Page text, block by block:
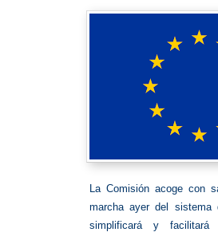
La Comisión acoge con
marcha ayer del sistema
simplificará y